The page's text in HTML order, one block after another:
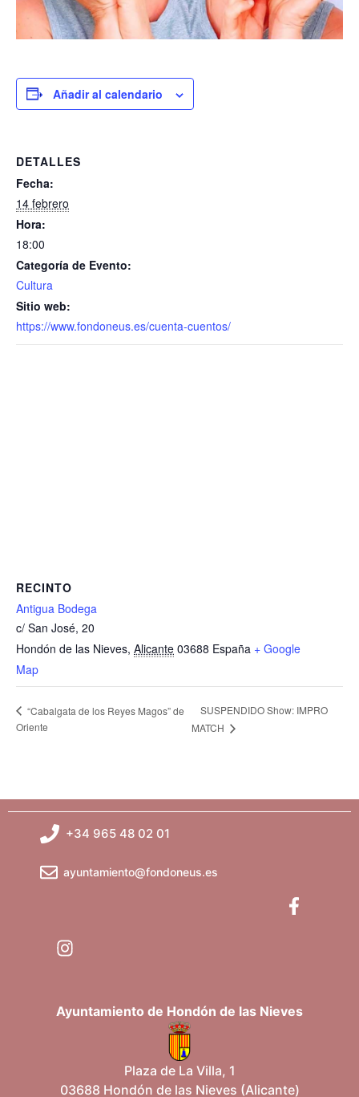
Añadir al calendario
DETALLES
Fecha:
14 febrero
Hora:
18:00
Categoría de Evento:
Cultura
Sitio web:
https://www.fondoneus.es/cuenta-cuentos/
RECINTO
Antigua Bodega
c/ San José, 20
Hondón de las Nieves, Alicante 03688 España + Google
Map
“Cabalgata de los Reyes Magos” de
Oriente
SUSPENDIDO Show: IMPRO
MATCH
+34 965 48 02 01
ayuntamiento@fondoneus.es
Ayuntamiento de Hondón de las Nieves
Plaza de La Villa, 1
03688 Hondón de las Nieves (Alicante)